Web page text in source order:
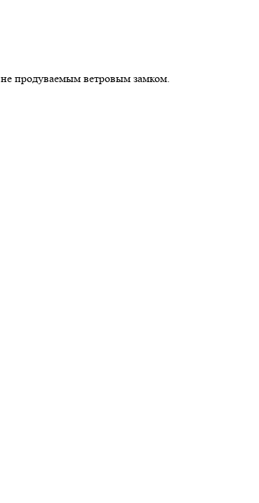
продуваемым ветровым замком.